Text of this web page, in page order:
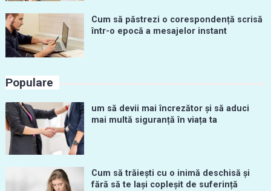
Cum să păstrezi o corespondență scrisă
într-o epocă a mesajelor instant
Populare
um să devii mai încrezător și să aduci
mai multă siguranță în viața ta
Cum să trăiești cu o inimă deschisă și
fără să te lași copleșit de suferință